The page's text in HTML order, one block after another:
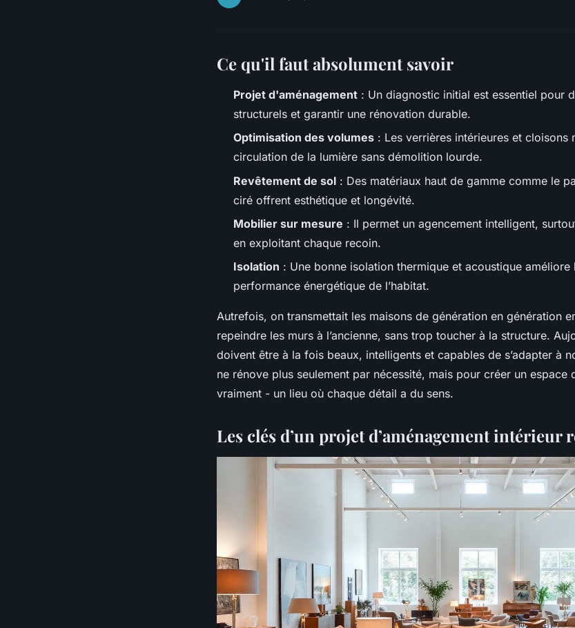
Ce qu'il faut absolument savoir
Projet d'aménagement : Un diagnostic initial est essentiel pour
structurels et garantir une rénovation durable.
Optimisation des volumes : Les verrières intérieures et cloisons
circulation de la lumière sans démolition lourde.
Revêtement de sol : Des matériaux haut de gamme comme le
ciré offrent esthétique et longévité.
Mobilier sur mesure : Il permet un agencement intelligent,
en exploitant chaque recoin.
Isolation : Une bonne isolation thermique et acoustique
performance énergétique de l’habitat.
Autrefois, on transmettait les maisons de génération en génération
repeindre les murs à l’ancienne, sans trop toucher à la structure.
doivent être à la fois beaux, intelligents et capables de s’adapter à
ne rénove plus seulement par nécessité, mais pour créer un espace
vraiment - un lieu où chaque détail a du sens.
Les clés d’un projet d’aménagement intérieur